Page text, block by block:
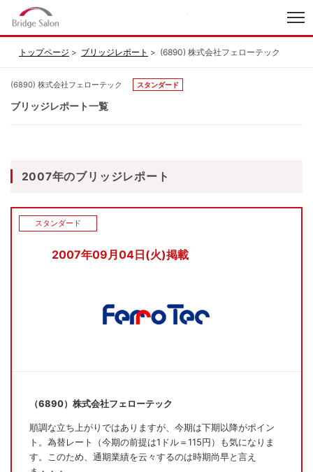
トップページ ブリッジレポート (6890) 株式会社フェローテック
(6890) 株式会社フェローテック スタンダード
ブリッジレポート一覧
2007年のブリッジレポート
2007年09月04日(火)掲載
スタンダード
（6890）株式会社フェローテック
順調な立ち上がりではありますが、今期は下期以降がポイン
ト。為替レート（今期の前提は1ドル＝115円）も気になりま
す。このため、通期業績を云々するのは時期尚早と言え